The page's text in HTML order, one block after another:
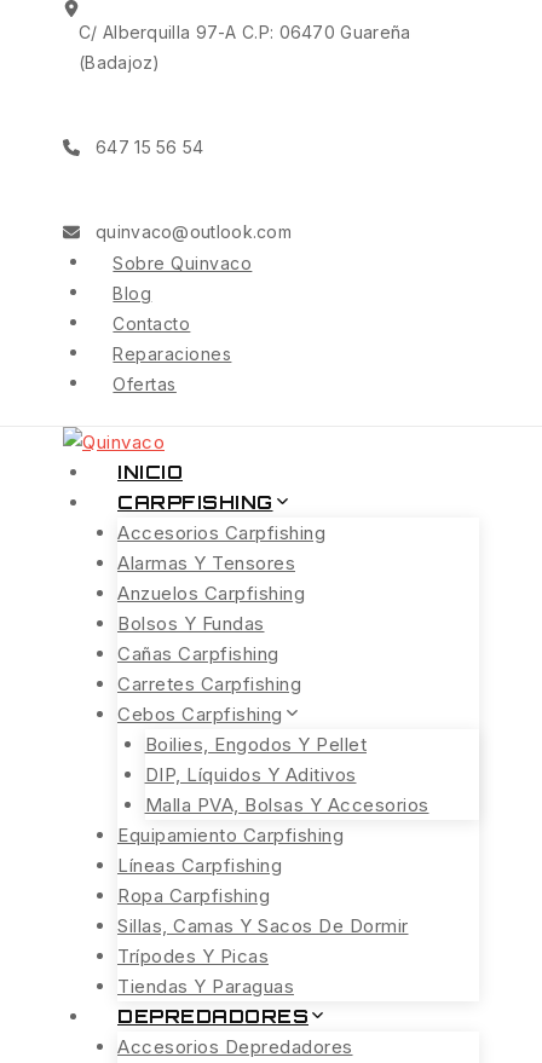
Contenido
C/ Alberquilla 97-A C.P: 06470 Guareña
(Badajoz)
647 15 56 54
quinvaco@outlook.com
Sobre Quinvaco
Blog
Contacto
Reparaciones
Ofertas
INICIO
CARPFISHING
Accesorios Carpfishing
Alarmas Y Tensores
Anzuelos Carpfishing
Bolsos Y Fundas
Cañas Carpfishing
Carretes Carpfishing
Cebos Carpfishing
Boilies, Engodos Y Pellet
DIP, Líquidos Y Aditivos
Malla PVA, Bolsas Y Accesorios
Equipamiento Carpfishing
Líneas Carpfishing
Ropa Carpfishing
Sillas, Camas Y Sacos De Dormir
Trípodes Y Picas
Tiendas Y Paraguas
DEPREDADORES
Accesorios Depredadores